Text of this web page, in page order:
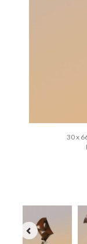
30 x